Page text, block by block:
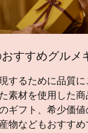
すすめグルメ
するために品質に
素材を使用した商
ギフト、希少価
物などもおすす